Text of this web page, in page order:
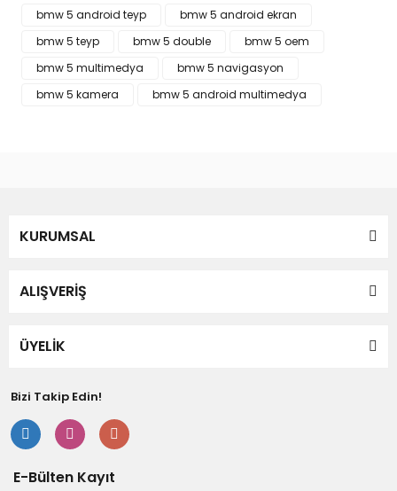
Ürün bilgilerinde hatalar bulunuyor.
Ürün fiyatı diğer sitelerden daha pahalı.
Bu ürüne benzer farklı alternatifler olmalı.
bmw 5 android teyp
bmw 5 android ekran
bmw 5 teyp
bmw 5 double
bmw 5 oem
bmw 5 multimedya
bmw 5 navigasyon
bmw 5 kamera
bmw 5 android multimedya
KURUMSAL
ALIŞVERİŞ
ÜYELİK
Bizi Takip Edin!
E-Bülten Kayıt